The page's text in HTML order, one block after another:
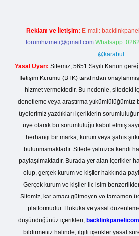
Reklam ve İletişim: E-mail:
forumhizmeti@gmail.com Whatsapp:
@karabul
Yasal Uyarı: Sitemiz, 5651 Sayılı Kanun
İletişim Kurumu (BTK) tarafından
hizmet vermektedir. Bu nedenle, sitedeki
denetleme veya araştırma yükümlülüğümüz
üyelerimiz yazdıkları içeriklerin
üye olarak bu sorumluluğu kabul etmiş
herhangi bir marka, kurum veya şahıs
bulunmamaktadır. Sitede yalnızca kendi
paylaşılmaktadır. Burada yer alan içerikler
olup, gerçek kurum ve kişiler hakkında
Gerçek kurum ve kişiler ile isim
Sitemiz, kar amacı gütmeyen ve tamamen
platformudur. Hukuka ve yasal
düşündüğünüz içerikleri,
bildirmeniz halinde, ilgili içerikler yasal